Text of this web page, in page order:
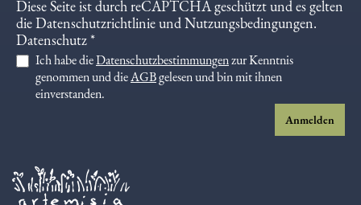
Diese Seite ist durch reCAPTCHA geschützt und es gelten
dieDatenschutzrichtlinieundNutzungsbedingungen.
Datenschutz *
Ich habe dieDatenschutzbestimmungenzur Kenntnis
genommen und dieAGBgelesen und bin mit ihnen
einverstanden.
Anmelden